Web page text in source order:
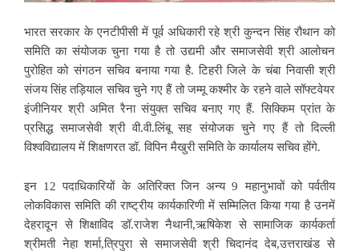
भारत सरकार के एनटीपीसी में पूर्व अधिकारी रहे श्री कुन्दन सिंह रौथान को
समिति का संयोजक चुना गया है तो उद्यमी और समाजसेवी श्री आलोचन
पुरोहित को संगठन सचिव बनाया गया है. टिहरी जिले के चंबा निवासी श्री
संजय सिंह तड़ियाल सचिव चुने गए हैं तो जम्मू कश्मीर के रहने वाले सॉफ्टवेयर
इंजीनियर श्री अमित रैना संयुक्त सचिव बनाए गए हैं. सिक्किम प्रांत के
प्रसिद्ध समाजसेवी श्री वी.वी.लिंबू सह संयोजक चुने गए हैं तो दिल्ली
विश्वविद्यालय में शिक्षणरत डॉ. विपिन मैखुरी समिति के कार्यालय सचिव होंगे.
इन 12 पदाधिकारियों के अतिरिक्त जिन अन्य 9 महानुभावों को पर्वतीय
लोकविकास समिति की राष्ट्रीय कार्यकारिणी में सम्मिलित किया गया है उनमें
देहरादून से शिक्षाविद डॉ.राजेश नैथानी,ऋषिकेश से सामाजिक कार्यकर्ता
श्रीमती नेहा शर्मा,त्रिपुरा से समाजसेवी श्री चिदानंद देब,उत्तराखंड से